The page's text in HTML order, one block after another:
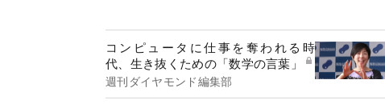
コンピュータに仕事を奪われる時
代、生き抜くための「数学の言葉」
週刊ダイヤモンド編集部